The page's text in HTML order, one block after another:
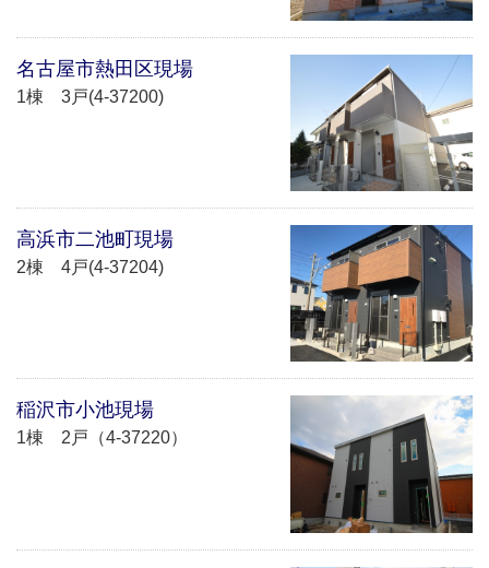
名古屋市熱田区現場
1棟 3戸(4-37200)
高浜市二池町現場
2棟 4戸(4-37204)
稲沢市小池現場
1棟 2戸（4-37220）